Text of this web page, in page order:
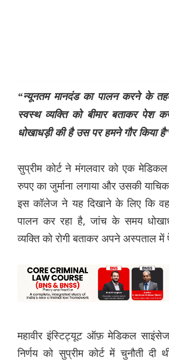
“न्यूनतम मानदंड का पालन करने के
स्वस्थ व्यक्ति को बीमार बताकर पेश
धोखाधड़ी की है उस पर हमने गौर किया
सुप्रीम कोर्ट ने मंगलवार को एक
रुपए का जुर्माना लगाया और उसकी
इस कॉलेज ने यह दिखाने के लिए कि
पालन कर रहा है, जांच के समय
व्यक्ति को रोगी बताकर अपने अस्पताल में
महावीर इंस्टिट्यूट ऑफ़ मेडिकल
निर्णय को सुप्रीम कोर्ट में चुनौती